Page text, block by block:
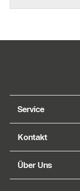
Service
Kontakt
Über Uns